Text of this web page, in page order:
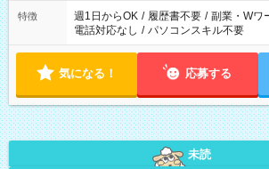
特徴 週1日からOK / 履歴書不要 / 副業・Wワ
電話対応なし / パソコンスキル不要
気になる！ 応募する
未読